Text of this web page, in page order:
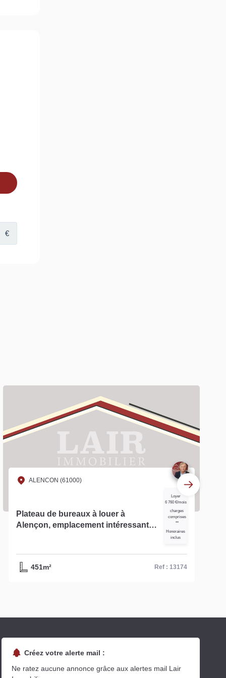
ALENCON (61000)
Plateau de bureaux à louer à
Alençon, emplacement intéressant -
Loyer
6 760 €/mois
charges
comprises
**
Honoraires
inclus
451m² Ref : 13174
Créez votre alerte mail :
Ne ratez aucune annonce grâce aux alertes mail Lair